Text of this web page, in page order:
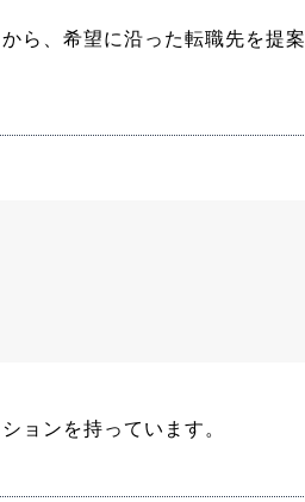
ら、希望に沿った転職先を提
ョンを持っています。